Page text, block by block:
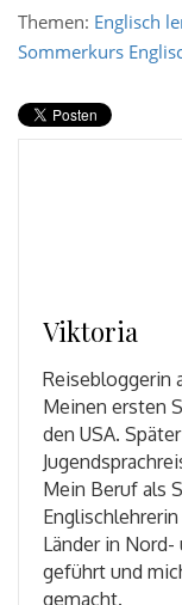
Themen: Englisch
Sommerkurs
Viktoria
Reisebloggerin
Meinen ersten
den USA.
Mein Beruf als
Länder in Nord-
geführt und
gemacht.